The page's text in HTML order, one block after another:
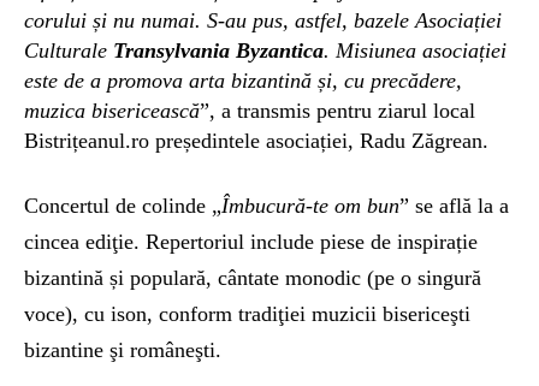
corului și nu numai. S-au pus, astfel, bazele Asociației
Culturale Transylvania Byzantica. Misiunea asociației
este de a promova arta bizantină și, cu precădere,
muzica bisericească”, a transmis pentru ziarul local
Bistrițeanul.ro președintele asociației, Radu Zăgrean.
Concertul de colinde „Îmbucură-te om bun” se află la a
cincea ediţie. Repertoriul include piese de inspirație
bizantină și populară, cântate monodic (pe o singură
voce), cu ison, conform tradiţiei muzicii bisericeşti
bizantine şi româneşti.